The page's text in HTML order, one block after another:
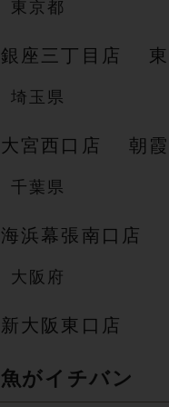
東 京 都
銀座三丁目店
埼 玉 県
大宮西口店 朝
千 葉 県
海浜幕張南口店
大 阪 府
新大阪東口店
魚が イ チ バ ン